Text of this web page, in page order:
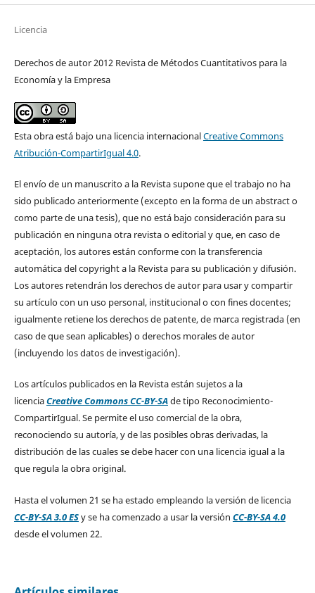
Licencia
Derechos de autor 2012 Revista de Métodos Cuantitativos para la
Economía y la Empresa
Esta obra está bajo una licencia internacionalCreative Commons
Atribución-CompartirIgual 4.0.
El envío de un manuscrito a la Revista supone que el trabajo no ha
sido publicado anteriormente (excepto en la forma de un abstract o
como parte de una tesis), que no está bajo consideración para su
publicación en ninguna otra revista o editorial y que, en caso de
aceptación, los autores están conforme con la transferencia
automática del copyright a la Revista para su publicación y difusión.
Los autores retendrán los derechos de autor para usar y compartir
su artículo con un uso personal, institucional o con fines docentes;
igualmente retiene los derechos de patente, de marca registrada (en
caso de que sean aplicables) o derechos morales de autor
(incluyendo los datos de investigación).
Los artículos publicados en la Revista están sujetos a la
licenciaCreative Commons CC-BY-SAde tipo Reconocimiento-
CompartirIgual. Se permite el uso comercial de la obra,
reconociendo su autoría, y de las posibles obras derivadas, la
distribución de las cuales se debe hacer con una licencia igual a la
que regula la obra original.
Hasta el volumen 21 se ha estado empleando la versión de licencia
CC-BY-SA 3.0 ESy se ha comenzado a usar la versión CC-BY-SA 4.0
desde el volumen 22.